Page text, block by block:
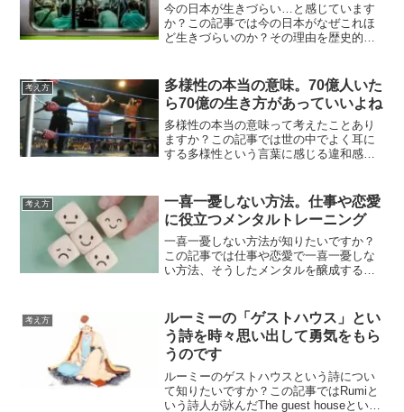
今の日本が生きづらい…と感じています
か？この記事では今の日本がなぜこれほ
ど生きづらいのか？その理由を歴史的事
います。今の日本の世の中が生きづら
い…と絶望している人必見
考え方
多様性の本当の意味。70億人いた
ら70億の生き方があっていいよね
多様性の本当の意味って考えたことあり
ますか？この記事では世の中でよく耳に
する多様性という言葉に感じる違和感と
察しています。多様性の本当の意味が知
りたいという方必見です。
考え方
一喜一憂しない方法。仕事や恋愛
に役立つメンタルトレーニング
一喜一憂しない方法が知りたいですか？
この記事では仕事や恋愛で一喜一憂しな
い方法、そうしたメンタルを醸成するト
喜一憂しないメンタルを作るトレーニン
グ方法が知りたい方必見
考え方
ルーミーの「ゲストハウス」とい
う詩を時々思い出して勇気をもら
うのです
ルーミーのゲストハウスという詩につい
て知りたいですか？この記事ではRumiと
いう詩人が詠んだThe guest houseという